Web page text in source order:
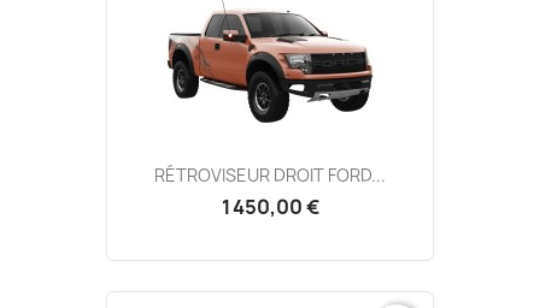
RÉTROVISEUR DROIT FORD...
1 450,00 €